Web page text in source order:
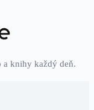
knihy každý deň.